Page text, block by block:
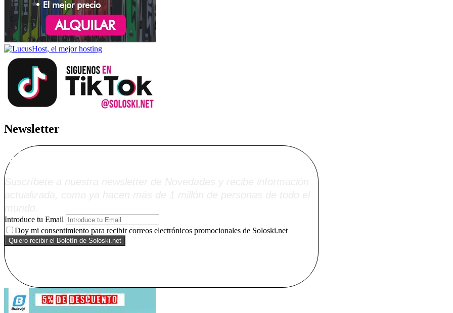
Newsletter
Alta Boletín Soloski.net
Suscríbete a nuestra newsletter de Novedades y recibe información
Introduce tu Email
Doy mi consentimiento para recibir correos electrónicos promocionales de Soloski.net